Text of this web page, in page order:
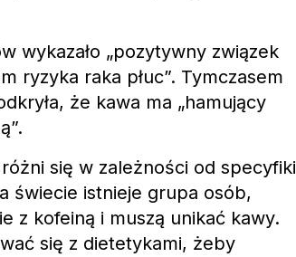
wykazało „pozytywny związek
ryzyka raka płuc”. Tymczasem
że ​​kawa ma „hamujący
się w zależności od specyfiki
świecie istnieje grupa osób,
z kofeiną i muszą unikać kawy.
się z dietetykami, żeby